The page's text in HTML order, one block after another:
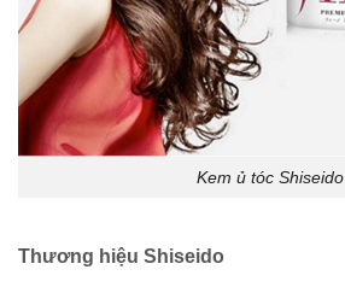
Kem ủ tóc Shiseido
Thương hiệu Shiseido